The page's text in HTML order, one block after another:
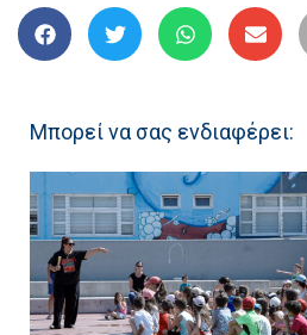
Μπορεί να σας ενδιαφέρει: